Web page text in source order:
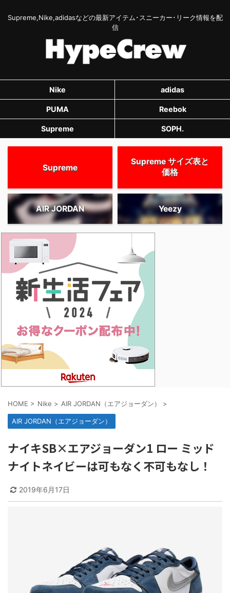
Supreme,Nike,adidasなどの最新アイテム･スニーカー･リーク情報を配
信
Nike adidas
PUMA Reebok
Supreme SOPH.
Supreme
Supreme サイズ表と
価格
AIR JORDAN Yeezy
HOME > Nike > AIR JORDAN（エアジョーダン） >
AIR JORDAN（エアジョーダン）
ナイキSB×エアジョーダン1 ロー ミッド
ナイトネイビーは可もなく不可もなし！
2019年6月17日